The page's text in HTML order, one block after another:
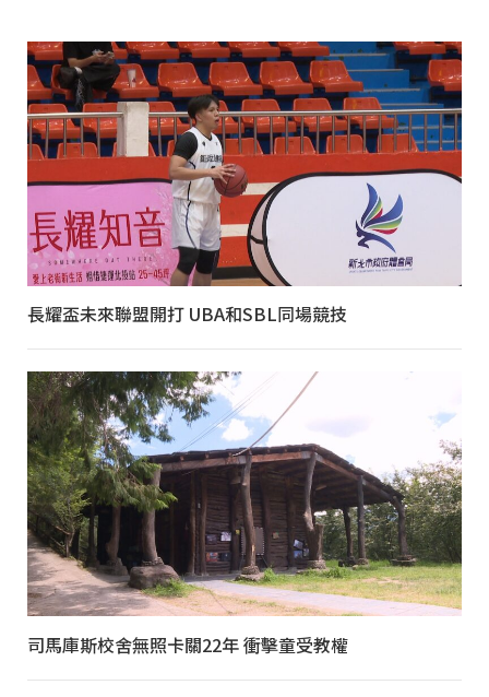
長耀盃未來聯盟開打 UBA和SBL同場競技
司馬庫斯校舍無照卡關22年 衝擊童受教權